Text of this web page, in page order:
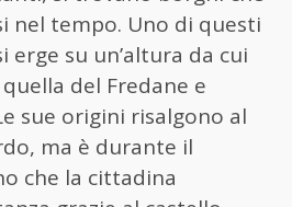
nel tempo. Uno di questi
erge su un’altura da cui
del Fredane e
sue origini risalgono al
ma è durante il
che la cittadina